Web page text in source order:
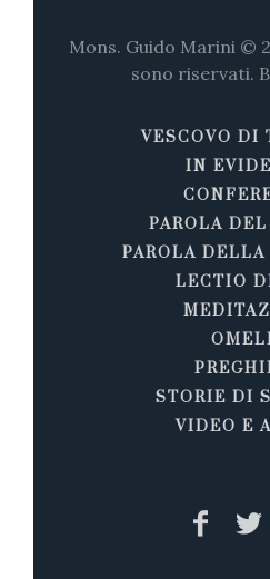
Mons. Guido Marini ©
sono riservati.
VESCOVO DI
IN
PAROLA
PAROLA
LECTIO
STORIE DI
VIDEO E